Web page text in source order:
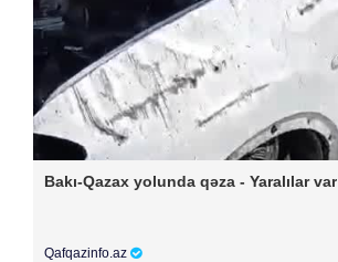
Bakı-Qazax yolunda qəza - Yaralılar var
Qafqazinfo.az